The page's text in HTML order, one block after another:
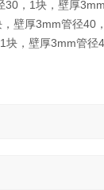
，1块，壁厚
壁厚3mm管径40，
块，壁厚3mm管径